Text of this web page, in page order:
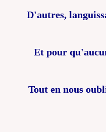
D'autres,
Et pour
Tout en nous